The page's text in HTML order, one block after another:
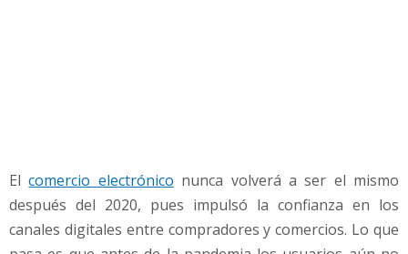
Elcomercio electrónico nunca volverá a ser el mismo
después del 2020, pues impulsó la confianza en los
canales digitales entre compradores y comercios. Lo que